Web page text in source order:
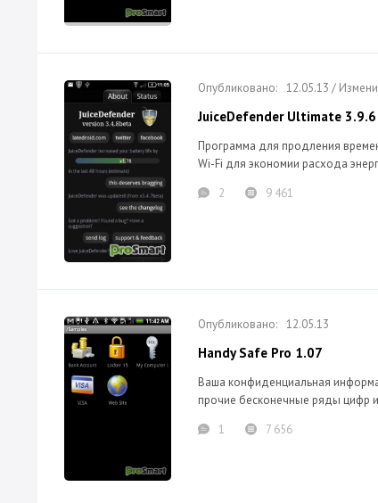
12.05.13 /
JuiceDefender Ultimate 3.9.6
Программа для продления
Wi-Fi для экономии расхода
2
9 461
12.05.13
Handy Safe Pro 1.07
Ваша конфиденциальная
прочие бесконечные ряды цифр
1
7 656